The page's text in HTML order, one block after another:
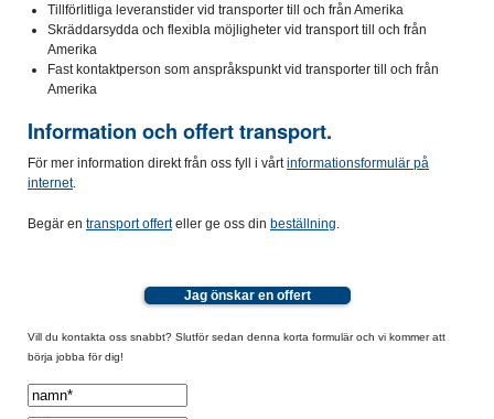
Tillförlitliga leveranstider vid transporter till och från Amerika
Skräddarsydda och flexibla möjligheter vid transport till och från
Amerika
Fast kontaktperson som anspråkspunkt vid transporter till och från
Amerika
Information och offert transport.
För mer information direkt från oss fyll i vårtinformationsformulär på
internet.
Begär en transport offerteller ge oss din beställning
Jag önskar en offert
Vill du kontakta oss snabbt? Slutför sedan denna korta formulär och vi kommer att
börja jobba för dig!